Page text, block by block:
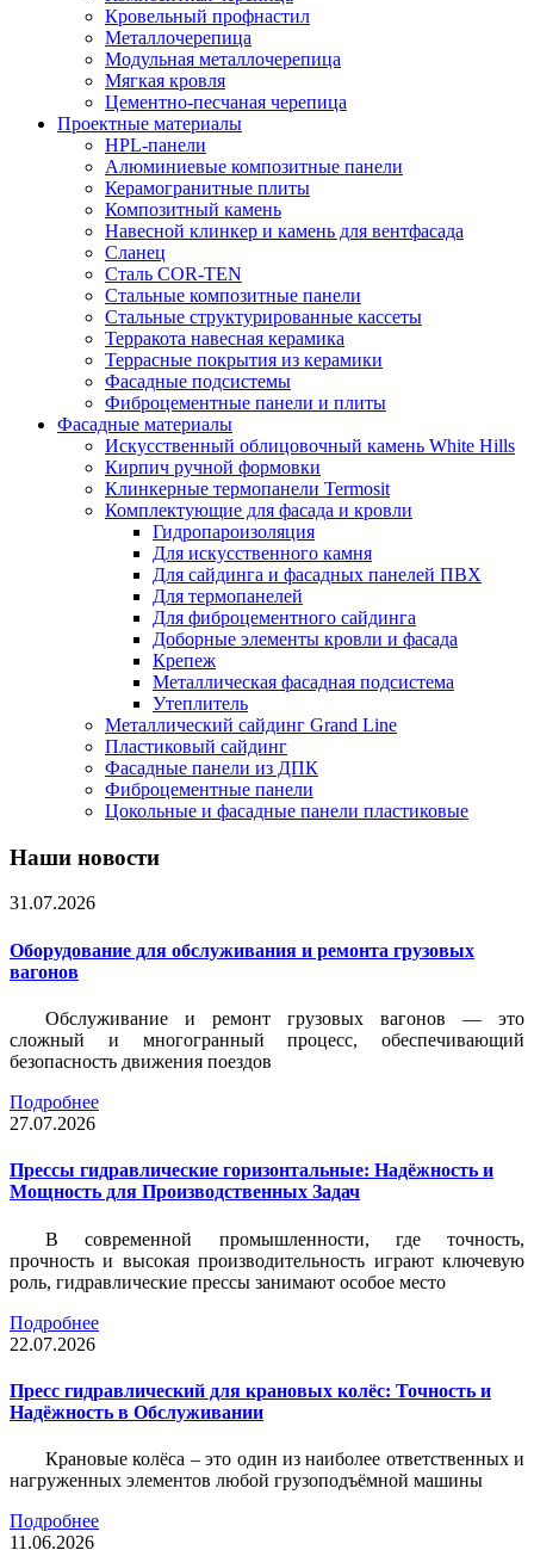
Кровельный профнастил
Металлочерепица
Модульная металлочерепица
Мягкая кровля
Цементно-песчаная черепица
Проектные материалы
HPL-панели
Алюминиевые композитные панели
Керамогранитные плиты
Композитный камень
Навесной клинкер и камень для вентфасада
Сланец
Сталь COR-TEN
Стальные композитные панели
Стальные структурированные кассеты
Терракота навесная керамика
Террасные покрытия из керамики
Фасадные подсистемы
Фиброцементные панели и плиты
Фасадные материалы
Искусственный облицовочный камень White Hills
Кирпич ручной формовки
Клинкерные термопанели Termosit
Комплектующие для фасада и кровли
Гидропароизоляция
Для искусственного камня
Для сайдинга и фасадных панелей ПВХ
Для термопанелей
Для фиброцементного сайдинга
Доборные элементы кровли и фасада
Крепеж
Металлическая фасадная подсистема
Утеплитель
Металлический сайдинг Grand Line
Пластиковый сайдинг
Фасадные панели из ДПК
Фиброцементные панели
Цокольные и фасадные панели пластиковые
Наши новости
31.07.2026
Оборудование для обслуживания и ремонта грузовых
вагонов
Обслуживание и ремонт грузовых вагонов — это
сложный и многогранный процесс, обеспечивающий
безопасность движения поездов
Подробнее
27.07.2026
Прессы гидравлические горизонтальные: Надёжность и
Мощность для Производственных Задач
В современной промышленности, где точность,
прочность и высокая производительность играют ключевую
роль, гидравлические прессы занимают особое место
Подробнее
22.07.2026
Пресс гидравлический для крановых колёс: Точность и
Надёжность в Обслуживании
Крановые колёса – это один из наиболее ответственных и
нагруженных элементов любой грузоподъёмной машины
Подробнее
11.06.2026